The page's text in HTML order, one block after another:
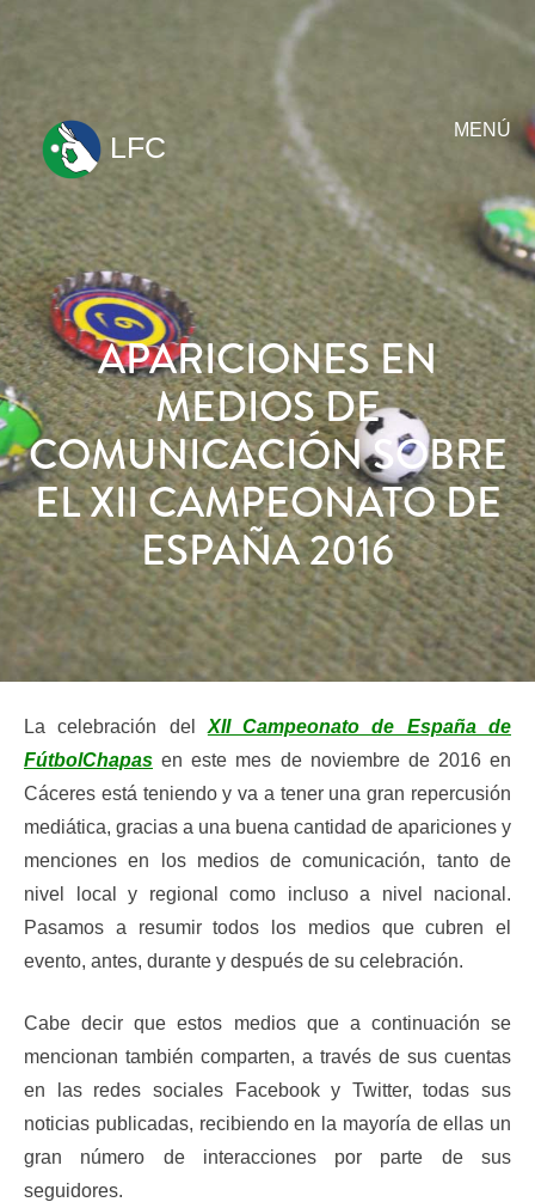
MENÚ
ir
al
contenido
LFC
APARICIONES EN
MEDIOS DE
COMUNICACIÓN SOBRE
EL XII CAMPEONATO DE
ESPAÑA 2016
La celebración del XII Campeonato de España de
FútbolChapas en este mes de noviembre de 2016 en
Cáceres está teniendo y va a tener una gran repercusión
mediática, gracias a una buena cantidad de apariciones y
menciones en los medios de comunicación, tanto de
nivel local y regional como incluso a nivel nacional.
Pasamos a resumir todos los medios que cubren el
evento, antes, durante y después de su celebración.
Cabe decir que estos medios que a continuación se
mencionan también comparten, a través de sus cuentas
en las redes sociales Facebook y Twitter, todas sus
noticias publicadas, recibiendo en la mayoría de ellas un
gran número de interacciones por parte de sus
seguidores.